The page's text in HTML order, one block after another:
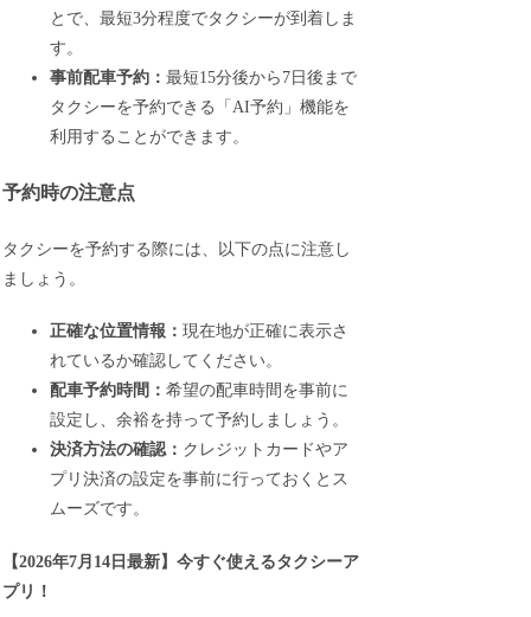
とで、最短3分程度でタクシーが到着しま
す。
事前配車予約：最短15分後から7日後まで
タクシーを予約できる「AI予約」機能を
利用することができます。
予約時の注意点
タクシーを予約する際には、以下の点に注意し
ましょう。
正確な位置情報：現在地が正確に表示さ
れているか確認してください。
配車予約時間：希望の配車時間を事前に
設定し、余裕を持って予約しましょう。
決済方法の確認： クレジットカードやア
プリ決済の設定を事前に行っておくとス
ムーズです。
【2026年7月14日最新 】今すぐ使えるタクシーア
プリ！